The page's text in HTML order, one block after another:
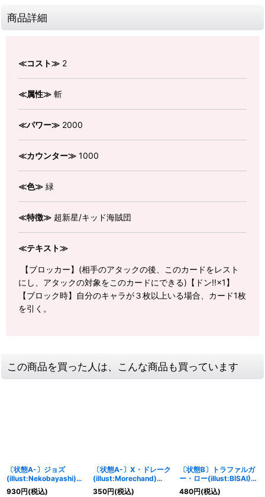
商品詳細
≪コスト≫ 2
≪属性≫ 斬
≪パワー≫ 2000
≪カウンター≫ 1000
≪色≫ 緑
≪特徴≫ 超新星/キッド海賊団
≪テキスト≫
【ブロッカー】(相手のアタックの後、このカードをレスト
にし、アタックの対象をこのカードにできる)【ドン!!×1】
【ブロック時】自分のキャラが３枚以上いる場合、カード1枚
を引く。
この商品を買った人は、こんな商品も買っています
〔状態A-〕ジョズ
(illust:Nekobayashi)
【R】{OP02-008}
930円(税込)
〔状態A-〕X・ドレーク
(illust:Morechand)
【R】{OP01-114}
350円(税込)
〔状態B〕トラファルガ
ー・ロー(illust:BISAI)
【C】{ST03-008}
480円(税込)